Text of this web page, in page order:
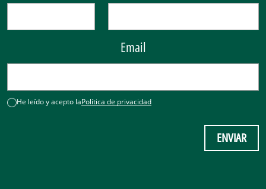
Email
He leído y acepto laPolítica de privacidad
ENVIAR